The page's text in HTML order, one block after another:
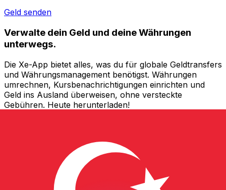
Geld senden
Verwalte dein Geld und deine Währungen
unterwegs.
Die Xe-App bietet alles, was du für globale Geldtransfers
und Währungsmanagement benötigst. Währungen
umrechnen, Kursbenachrichtigungen einrichten und
Geld ins Ausland überweisen, ohne versteckte
Gebühren. Heute herunterladen!